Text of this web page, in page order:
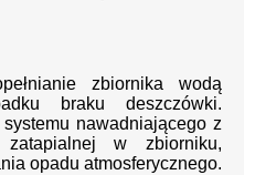
zbiornika wodą
braku deszczówki.
nawadniającego z
zatapialnej w zbiorniku,
opadu atmosferycznego.